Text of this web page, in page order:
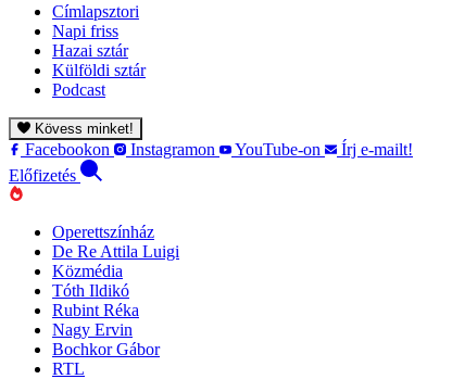
Címlapsztori
Napi friss
Hazai sztár
Külföldi sztár
Podcast
Kövess minket!
Facebookon Instagramon YouTube-on
Írj e-mailt!
Előfizetés
Operettszínház
De Re Attila Luigi
Közmédia
Tóth Ildikó
Rubint Réka
Nagy Ervin
Bochkor Gábor
RTL